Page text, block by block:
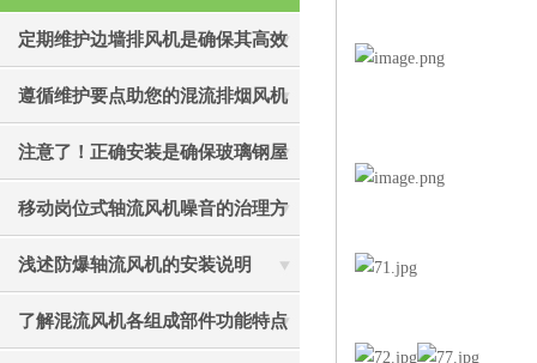
定期维护边墙排风机是确保其高效
通风效果的关键
遵循维护要点助您的混流排烟风机
成为真正“风中卫士”
注意了！正确安装是确保玻璃钢屋
顶风机有效性的关键
移动岗位式轴流风机噪音的治理方
法介绍
浅述防爆轴流风机的安装说明
了解混流风机各组成部件功能特点